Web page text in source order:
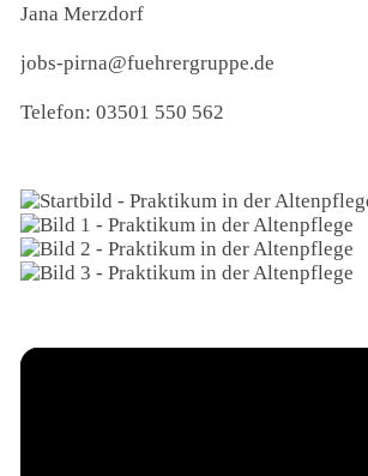
Jana Merzdorf
jobs-pirna@fuehrergruppe.de
Telefon: 03501 550 562